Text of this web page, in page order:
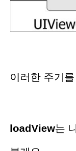
이러한 주기
loadView는